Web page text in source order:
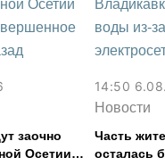
заочно
Осетии
14:50
Новости
Часть
осталась